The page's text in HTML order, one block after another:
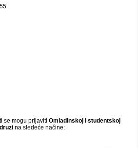
se mogu prijaviti Omladinskoj i studentskoj
na sledeće načine: